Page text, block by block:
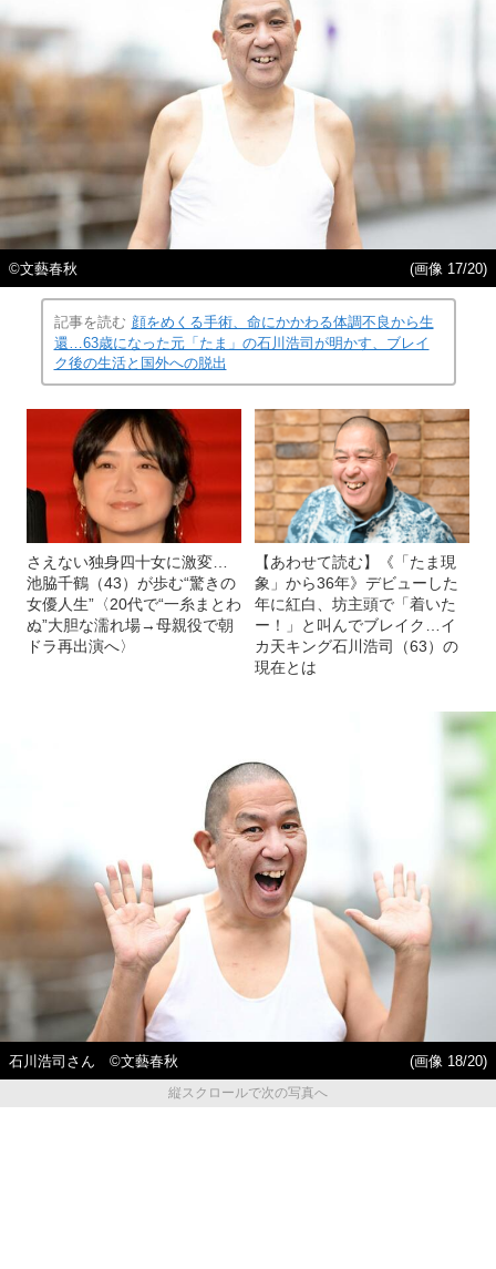
©︎文藝春秋 (画像 17/20)
記事を読む 顔をめくる手術、命にかかわる体調不良から生
還…63歳になった元「たま」の石川浩司が明かす、ブレイ
ク後の生活と国外への脱出
さえない独身四十女に激変…
池脇千鶴（43）が歩む“驚きの
女優人生”〈20代で“一糸まとわ
ぬ”大胆な濡れ場→母親役で朝
ドラ再出演へ〉
【あわせて読む】《「たま現
象」から36年》デビューした
年に紅白、坊主頭で「着いた
ー！」と叫んでブレイク…イ
カ天キング石川浩司（63）の
現在とは
石川浩司さん ©︎文藝春秋
(画像 18/20)
縦スクロールで次の写真へ